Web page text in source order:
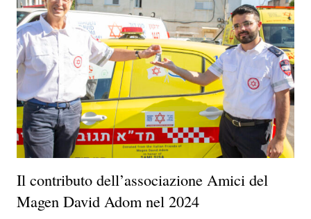
Il contributo dell’associazione Amici del
Magen David Adom nel 2024